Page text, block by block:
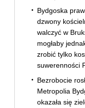
Bydgoska
dzwony
walczyć w
mogłaby
zrobić tylko
suwerenności
Bezrobocie
Metropolia
okazała się